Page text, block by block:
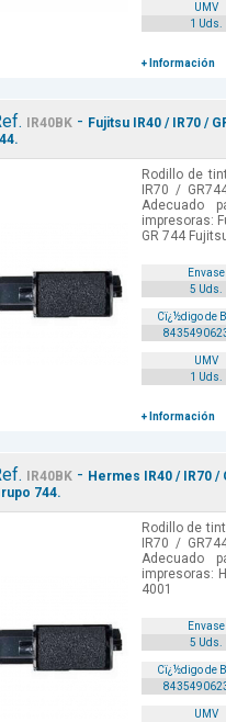
UMV
1 Uds.
+ Información
IR40BK- Fujitsu IR40 / IR70 /
Rodillo de
IR70 /
Adecuado
impresoras:
GR 744
Envase
5 Uds.
Cï¿½digo de
UMV
1 Uds.
+ Información
IR40BK- Hermes IR40 / IR70
744.
Rodillo de
IR70 /
Adecuado
impresoras:
4001
Envase
5 Uds.
Cï¿½digo de
UMV